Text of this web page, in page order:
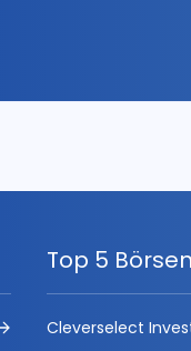
Top 5
Cleverselect